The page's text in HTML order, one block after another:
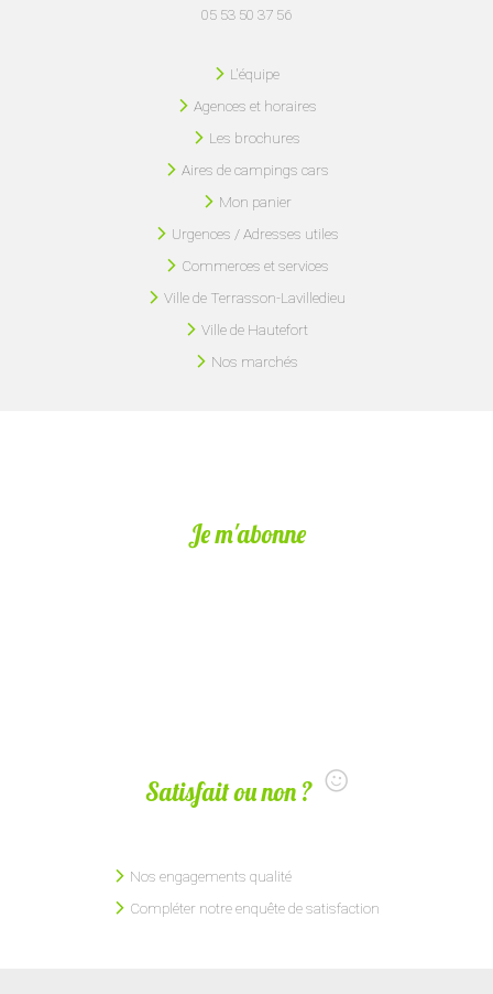
05 53 50 37 56
L'équipe
Agences et horaires
Les brochures
Aires de campings cars
Mon panier
Urgences / Adresses utiles
Commerces et services
Ville de Terrasson-Lavilledieu
Ville de Hautefort
Nos marchés
Je m'abonne
Satisfait ou non ?
Nos engagements qualité
Compléter notre enquête de satisfaction